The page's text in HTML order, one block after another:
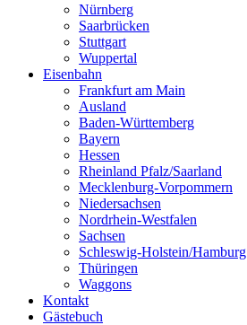
Nürnberg
Saarbrücken
Stuttgart
Wuppertal
Eisenbahn
Frankfurt am Main
Ausland
Baden-Württemberg
Bayern
Hessen
Rheinland Pfalz/Saarland
Mecklenburg-Vorpommern
Niedersachsen
Nordrhein-Westfalen
Sachsen
Schleswig-Holstein/Hamburg
Thüringen
Waggons
Kontakt
Gästebuch